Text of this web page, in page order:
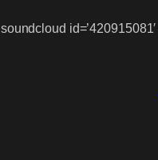
[soundcloud